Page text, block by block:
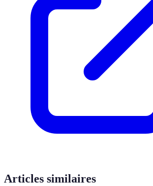
Articles similaires